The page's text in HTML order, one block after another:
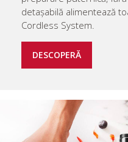
detașabilă alimentează
Cordless System.
DESCOPERĂ